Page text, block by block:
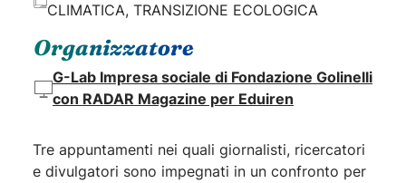
CLIMATICA, TRANSIZIONE ECOLOGICA
Organizzatore
G-Lab Impresa sociale di Fondazione Golinelli
con RADAR Magazine per Eduiren
Tre appuntamenti nei quali giornalisti, ricercatori
e divulgatori sono impegnati in un confronto per